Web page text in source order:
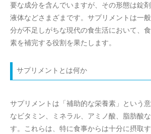
要な成分を含んでいますが、その形態は錠剤
液体などさまざまです。サプリメントは一
分が不足しがちな現代の食生活において、
素を補完する役割を果たします。
サプリメントとは何か
サプリメントは「補助的な栄養素」という
なビタミン、ミネラル、アミノ酸、脂肪酸
す。これらは、特に食事からは十分に摂取